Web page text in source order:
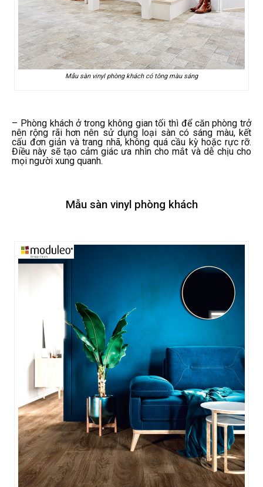
Mẫu sàn vinyl phòng khách có tông màu sáng
– Phòng khách ở trong không gian tối thì để căn phòng trở
nên rộng rãi hơn nên sử dụng loại sàn có sáng màu, kết
cấu đơn giản và trang nhã, không quá cầu kỳ hoặc rực rỡ.
Điều này sẽ tạo cảm giác ưa nhìn cho mắt và dễ chịu cho
mọi người xung quanh.
Mẫu sàn vinyl phòng khách